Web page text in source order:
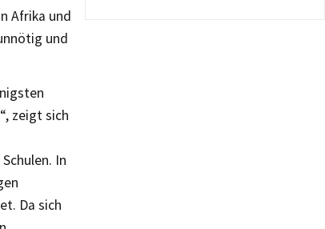
Afrika und
und
zeigt sich
In
Da sich